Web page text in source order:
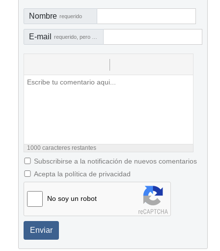
Nombre requerido
E-mail
1000 caracteres restantes
Subscribirse a la notificación de nuevos comentarios
Acepta la política de privacidad
No soy un robot
Enviar